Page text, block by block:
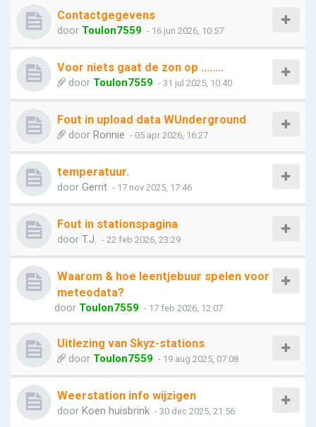
Contactgegevens
door Toulon7559 - 16 jun 2026, 10:57
Voor niets gaat de zon op ........
door Toulon7559 - 31 jul 2025, 10:40
Fout in upload data WUnderground
door Ronnie - 05 apr 2026, 16:27
temperatuur.
door Gerrit - 17 nov 2025, 17:46
Fout in stationspagina
door T.J. - 22 feb 2026, 23:29
Waarom & hoe leentjebuur spelen voor
meteodata?
door Toulon7559 - 17 feb 2026, 12:07
Uitlezing van Skyz-stations
door Toulon7559 - 19 aug 2025, 07:08
Weerstation info wijzigen
door Koen huisbrink - 30 dec 2025, 21:56